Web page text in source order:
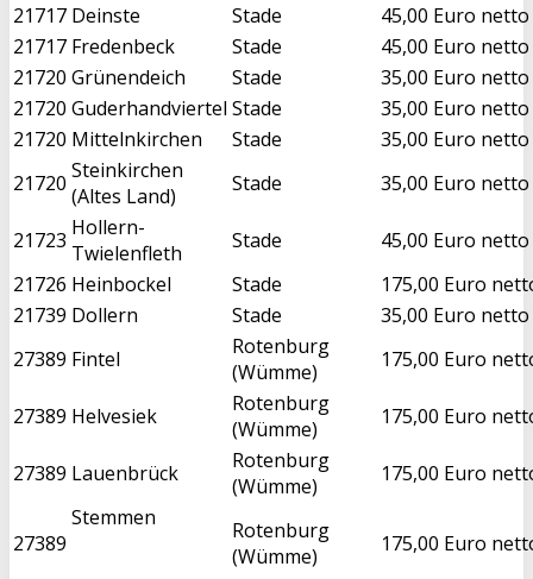
21717 Deinste Stade
45,00 Euro netto
21717 Fredenbeck Stade
45,00 Euro netto
21720 Grünendeich Stade
35,00 Euro netto
21720 Guderhandviertel Stade
35,00 Euro netto
21720 Mittelnkirchen Stade
35,00 Euro netto
21720 Steinkirchen
(Altes Land)
Stade 35,00 Euro netto
21723 Hollern-
Twielenfleth
Stade
45,00 Euro netto
21726 Heinbockel Stade
175,00 Euro
21739 Dollern Stade
35,00 Euro netto
27389 Fintel
Rotenburg
(Wümme)
175,00 Euro
27389 Helvesiek
Rotenburg
(Wümme)
175,00 Euro
27389 Lauenbrück
Rotenburg
(Wümme)
175,00 Euro
27389
Stemmen
Rotenburg
(Wümme)
175,00 Euro